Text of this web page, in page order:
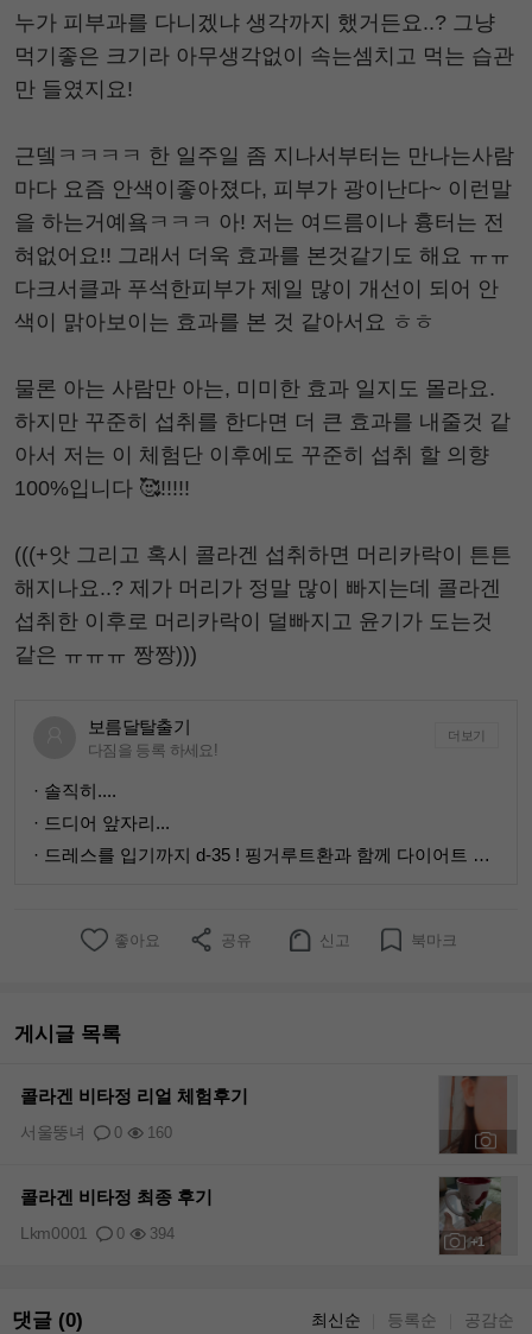
누가 피부과를 다니겠냐 생각까지 했거든요..? 그냥
먹기좋은 크기라 아무생각없이 속는셈치고 먹는 습관
만 들였지요!
근뎈ㅋㅋㅋㅋ 한 일주일 좀 지나서부터는 만나는사람
마다 요즘 안색이좋아졌다, 피부가 광이난다~ 이런말
을 하는거예욬ㅋㅋㅋ 아! 저는 여드름이나 흉터는 전
혀없어요!! 그래서 더욱 효과를 본것같기도 해요 ㅠㅠ
다크서클과 푸석한피부가 제일 많이 개선이 되어 안
색이 맑아보이는 효과를 본 것 같아서요 ㅎㅎ
물론 아는 사람만 아는, 미미한 효과 일지도 몰라요.
하지만 꾸준히 섭취를 한다면 더 큰 효과를 내줄것 같
아서 저는 이 체험단 이후에도 꾸준히 섭취 할 의향
100%입니다 🥰!!!!!
(((+앗 그리고 혹시 콜라겐 섭취하면 머리카락이 튼튼
해지나요..? 제가 머리가 정말 많이 빠지는데 콜라겐
섭취한 이후로 머리카락이 덜빠지고 윤기가 도는것
같은 ㅠㅠㅠ 짱짱)))
보름달탈출기
다짐을 등록 하세요!
더보기
· 솔직히....
· 드디어 앞자리...
· 드레스를 입기까지 d-35 ! 핑거루트환과 함께 다이어트 하고싶어요 💗
좋아요 공유 신고 북마크
게시글 목록
콜라겐 비타정 리얼 체험후기
0 160
서울뚱녀
+1
콜라겐 비타정 최종 후기
0 394
Lkm0001
댓글 (0) 최신순 등록순 공감순